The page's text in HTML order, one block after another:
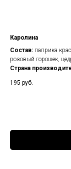
Каролина
Состав: паприка
розовый горошек,
Страна
195 руб.